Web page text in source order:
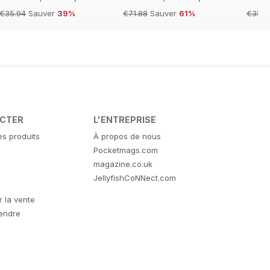
€35.94 Sauver 39%
€71.88 Sauver 61%
produits
la vente
L'ENTREPRISE
À propos de nous
Pocketmags.com
magazine.co.uk
JellyfishCoNNect.com